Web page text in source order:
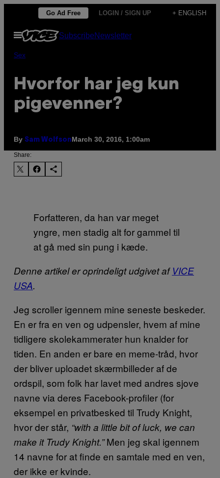
content
Go Ad Free LOGIN / SIGN UP + ENGLISH
Open
Menu
SubscribeNewsletter
Sex
Hvorfor har jeg kun
pigevenner?
By Sam WolfsonMarch 30, 2016, 1:00am
Share:
Forfatteren, da han var meget
yngre, men stadig alt for gammel til
at gå med sin pung i kæde.
Denne artikel er oprindeligt udgivet afVICE
USA.
Jeg scroller igennem mine seneste beskeder.
En er fra en ven og udpensler, hvem af mine
tidligere skolekammerater hun knalder for
tiden. En anden er bare en meme-tråd, hvor
der bliver uploadet skærmbilleder af de
ordspil, som folk har lavet med andres sjove
navne via deres Facebook-profiler (for
eksempel en privatbesked til Trudy Knight,
hvor der står, “with a little bit of luck, we can
make it Trudy Knight.”Men jeg skal igennem
14 navne for at finde en samtale med en ven,
der ikke er kvinde.